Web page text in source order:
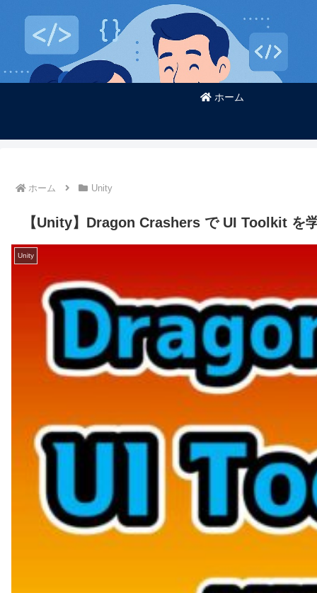
ホーム
ホーム Unity
【Unity】Dragon Crashers で UI Toolkit を
Unity